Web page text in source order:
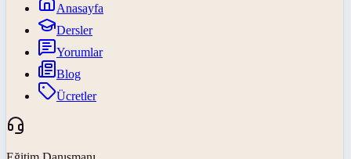
Anasayfa
Dersler
Yorumlar
Blog
Ücretler